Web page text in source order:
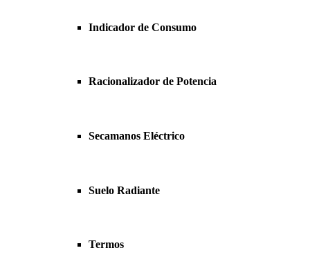
Indicador de Consumo
Racionalizador de Potencia
Secamanos Eléctrico
Suelo Radiante
Termos